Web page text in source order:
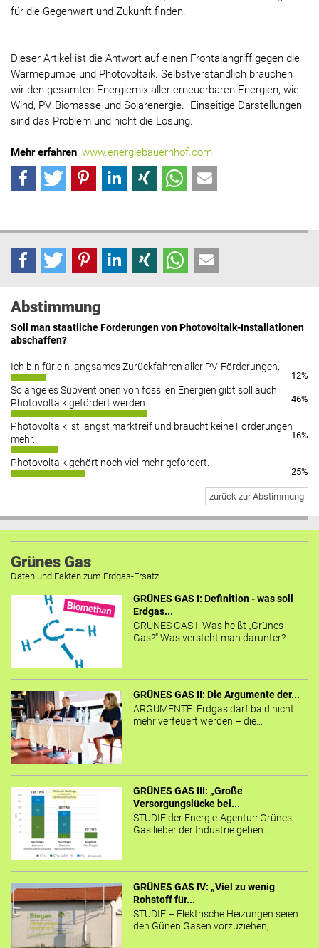
für die Gegenwart und Zukunft finden.
Dieser Artikel ist die Antwort auf einen Frontalangriff gegen die
Wärmepumpe und Photovoltaik. Selbstverständlich brauchen
wir den gesamten Energiemix aller erneuerbaren Energien, wie
Wind, PV, Biomasse und Solarenergie. Einseitige Darstellungen
sind das Problem und nicht die Lösung.
Mehr erfahren: www.energiebauernhof.com
Abstimmung
Soll man staatliche Förderungen von Photovoltaik-Installationen
abschaffen?
Ich bin für ein langsames Zurückfahren aller PV-Förderungen.
12%
Solange es Subventionen von fossilen Energien gibt soll auch
Photovoltaik gefördert werden.
46%
Photovoltaik ist längst marktreif und braucht keine Förderungen
mehr.
16%
Photovoltaik gehört noch viel mehr gefördert.
25%
zurück zur Abstimmung
Grünes Gas
Daten und Fakten zum Erdgas-Ersatz.
GRÜNES GAS I: Definition - was soll
Erdgas...
GRÜNES GAS I: Was heißt „Grünes
Gas?“ Was versteht man darunter?...
GRÜNES GAS II: Die Argumente der...
ARGUMENTE Erdgas darf bald nicht
mehr verfeuert werden – die...
GRÜNES GAS III: „Große
Versorgungslücke bei...
STUDIE der Energie-Agentur: Grünes
Gas lieber der Industrie geben...
GRÜNES GAS IV: „Viel zu wenig
Rohstoff für...
STUDIE – Elektrische Heizungen seien
den Günen Gasen vorzuziehen,...